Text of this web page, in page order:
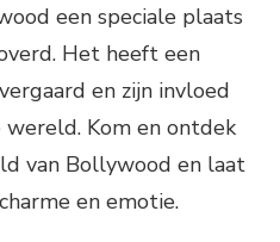
een speciale plaats
Het heeft een
en zijn invloed
Kom en ontdek
van Bollywood en laat
en emotie.